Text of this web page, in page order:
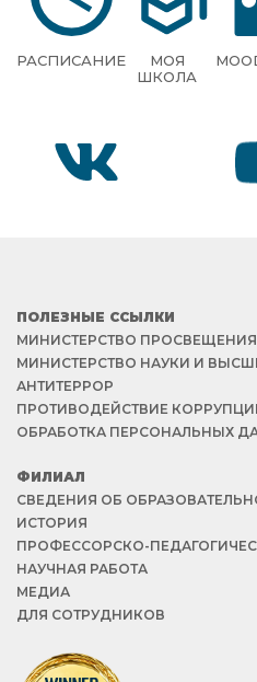
РАСПИСАНИЕ
МОЯ
ШКОЛА
ПОЛЕЗНЫЕ ССЫЛКИ
МИНИСТЕРСТВО
МИНИСТЕРСТВО НАУКИ И
АНТИТЕРРОР
ПРОТИВОДЕЙСТВИЕ
ОБРАБОТКА ПЕРСОНАЛЬНЫХ
ФИЛИАЛ
СВЕДЕНИЯ ОБ
ИСТОРИЯ
ПРОФЕССОРСКО-
НАУЧНАЯ РАБОТА
МЕДИА
ДЛЯ СОТРУДНИКОВ